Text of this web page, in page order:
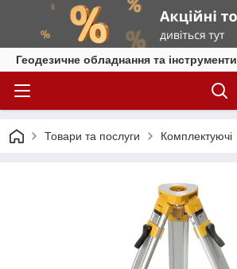
Геодезичне обладнання та інструменти
Товари та послуги Комплектуючі